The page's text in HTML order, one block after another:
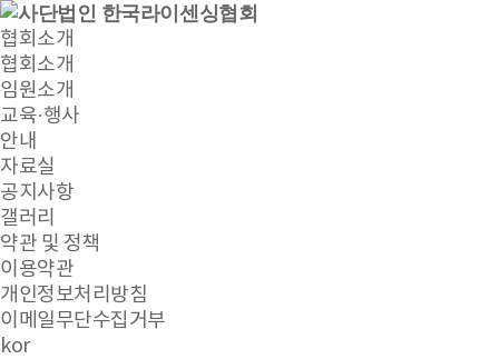
협회소개
협회소개
임원소개
교육·행사
안내
자료실
공지사항
갤러리
약관 및 정책
이용약관
개인정보처리방침
이메일무단수집거부
kor